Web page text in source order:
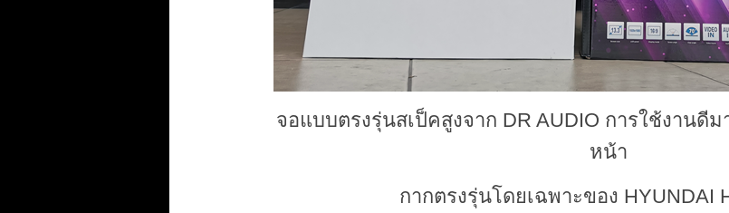
จอแบบตรงรุ่นสเป็คสูงจาก DR AUDIO การใช้งานดี
หน้า
กากตรงรุ่นโดยเฉพาะของ HYUNDAI